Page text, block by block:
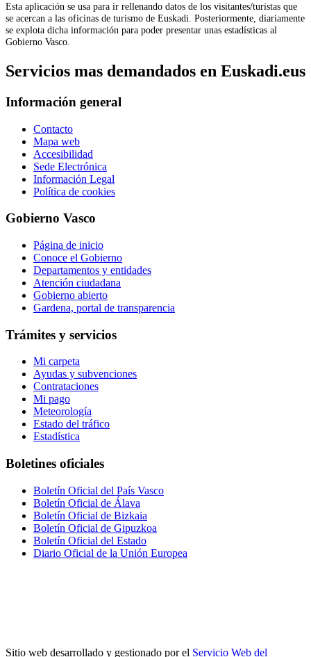
Esta aplicación se usa para ir rellenando datos de los visitantes/turistas que
se acercan a las oficinas de turismo de Euskadi. Posteriormente, diariamente
se explota dicha información para poder presentar unas estadísticas al
Gobierno Vasco.
Servicios mas demandados en Euskadi.eus
Información general
Contacto
Mapa web
Accesibilidad
Sede Electrónica
Información Legal
Política de cookies
Gobierno Vasco
Página de inicio
Conoce el Gobierno
Departamentos y entidades
Atención ciudadana
Gobierno abierto
Gardena, portal de transparencia
Trámites y servicios
Mi carpeta
Ayudas y subvenciones
Contrataciones
Mi pago
Meteorología
Estado del tráfico
Estadística
Boletines oficiales
Boletín Oficial del País Vasco
Boletín Oficial de Álava
Boletín Oficial de Bizkaia
Boletín Oficial de Gipuzkoa
Boletín Oficial del Estado
Diario Oficial de la Unión Europea
Sitio web desarrollado y gestionado por el Servicio Web del